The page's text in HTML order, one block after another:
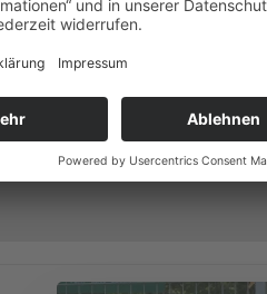
Die Welpen des W-Wurfes